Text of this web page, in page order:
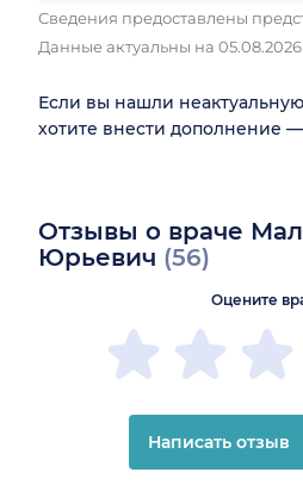
Сведения предоставлены
Данные актуальны на 05.08.2026
Если вы нашли
хотите внести дополнение —
Отзывы о враче
Юрьевич (56)
Оцените
Написать отзыв